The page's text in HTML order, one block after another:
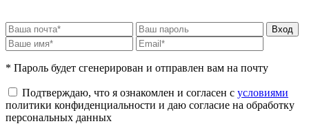
* Пароль будет сгенерирован и отправлен вам на почту
Подтверждаю, что я ознакомлен и согласен с условиями
политики конфиденциальности и даю согласие на обработку
персональных данных